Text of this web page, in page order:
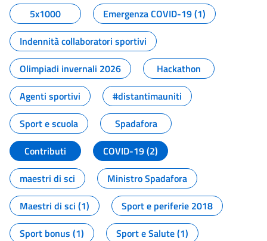
5x1000
Emergenza COVID-19 (1)
Indennità collaboratori sportivi
Olimpiadi invernali 2026
Hackathon
Agenti sportivi
#distantimauniti
Sport e scuola
Spadafora
Contributi
COVID-19 (2)
maestri di sci
Ministro Spadafora
Maestri di sci (1)
Sport e periferie 2018
Sport bonus (1)
Sport e Salute (1)